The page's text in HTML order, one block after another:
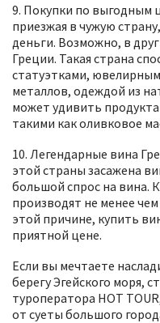
9. Покупки по выгодным
приезжая в чужую
деньги. Возможно, в
Греции. Такая страна
статуэтками,
металлов, одеждой из
может удивить
такими как оливковое
10. Легендарные вина
этой страны засажена
большой спрос на вина.
производят не менее
этой причине, купить
приятной цене.
Если вы мечтаете
берегу Эгейского моря,
туроператора HOT
от суеты большого